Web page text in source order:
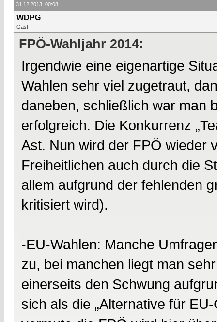
31.12.2013, 00:08
WDPG
Gast
FPÖ-Wahljahr 2014:
Irgendwie eine eigenartige
Wahlen sehr viel zugetraut,
daneben, schließlich war man
erfolgreich. Die Konkurrenz
Ast. Nun wird der FPÖ wieder
Freiheitlichen auch durch die
allem aufgrund der fehlenden
kritisiert wird).
-EU-Wahlen: Manche
zu, bei manchen liegt man
einerseits den Schwung
sich als die „Alternative für